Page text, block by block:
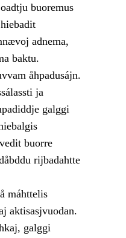
buoremus
adnema,
baktu.
åhpadusájn.
ja
galggi
buorre
rijbadahtte
máhttelis
aktisasjvuodan.
galggi